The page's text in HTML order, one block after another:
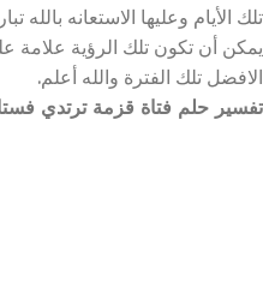
تلك الأيام وعليها الاستعانه بالله
يمكن أن تكون تلك الرؤية علامة
الافضل تلك الفترة والله أعلم.
تفسير حلم فتاة قزمة ترتدي